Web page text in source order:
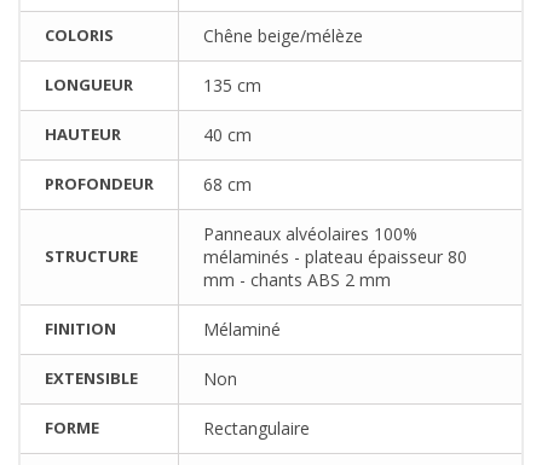
COLORIS Chêne beige/mélèze
LONGUEUR 135 cm
HAUTEUR 40 cm
PROFONDEUR 68 cm
STRUCTURE
Panneaux alvéolaires 100%
mélaminés - plateau épaisseur 80
mm - chants ABS 2 mm
FINITION Mélaminé
EXTENSIBLE Non
FORME Rectangulaire